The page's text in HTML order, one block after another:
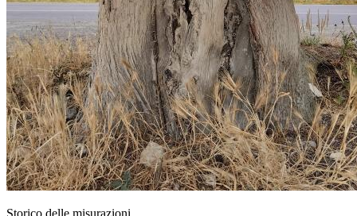
Storico delle misurazioni